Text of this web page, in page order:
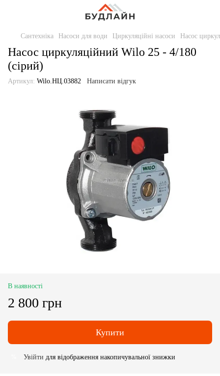
Сантехніка Насоси для води Циркуляційні насоси Насос
Насос циркуляційний Wilo 25 - 4/180
(сірий)
Артикул: Wilo.НЦ.03882 Написати відгук
В наявності
2 800 грн
Купити
Увійти для відображення накопичувальної знижки